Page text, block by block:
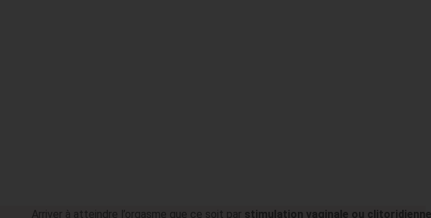
Arriver à atteindre l’orgasme que ce soit par stimulation vaginale ou clitoridienne